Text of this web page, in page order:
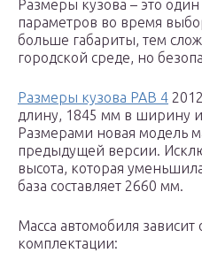
Размеры кузова – это
параметров во время
больше габариты, тем
городской среде, но
Размеры кузова РАВ 4
длину, 1845 мм в ширину
Размерами новая модель
предыдущей версии.
высота, которая
база составляет 2660 мм.
Масса автомобиля
комплектации: